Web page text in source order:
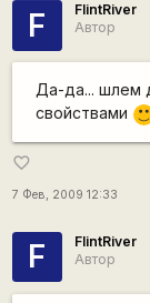
F
FlintRiver
Автор
Да-да... шлем
свойствами
:)
favorite_border
7 Фев, 2009 12:33
F
FlintRiver
Автор